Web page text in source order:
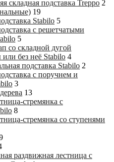
складная подставка Treppo 2
19
Stabilo 5
с решетчатыми
5
со складной дугой
или без неё Stabilo 4
подставка Stabilo 2
с поручнем и
3
13
стремянка с
8
стремянка со ступенями
раздвижная лестница с